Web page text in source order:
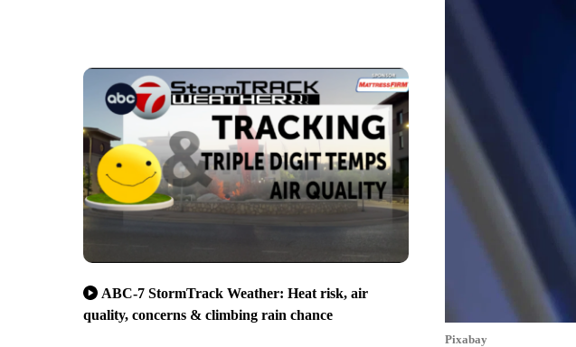
ABC-7 StormTrack Weather: Heat risk, air
quality, concerns & climbing rain chance
Pixabay